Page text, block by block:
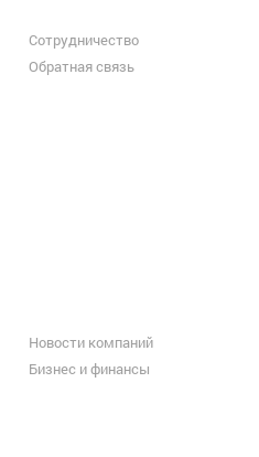
Сотрудничество
Обратная связь
Новости компаний
Бизнес и финансы